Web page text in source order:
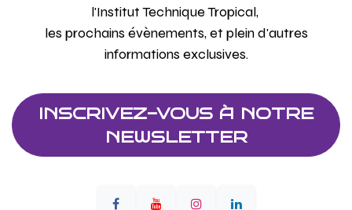
l'Institut Technique Tropical,
les prochains évènements, et plein d'autres
informations exclusives.
INSCRIVEZ-VOUS À NOTRE
NEWSLETTER